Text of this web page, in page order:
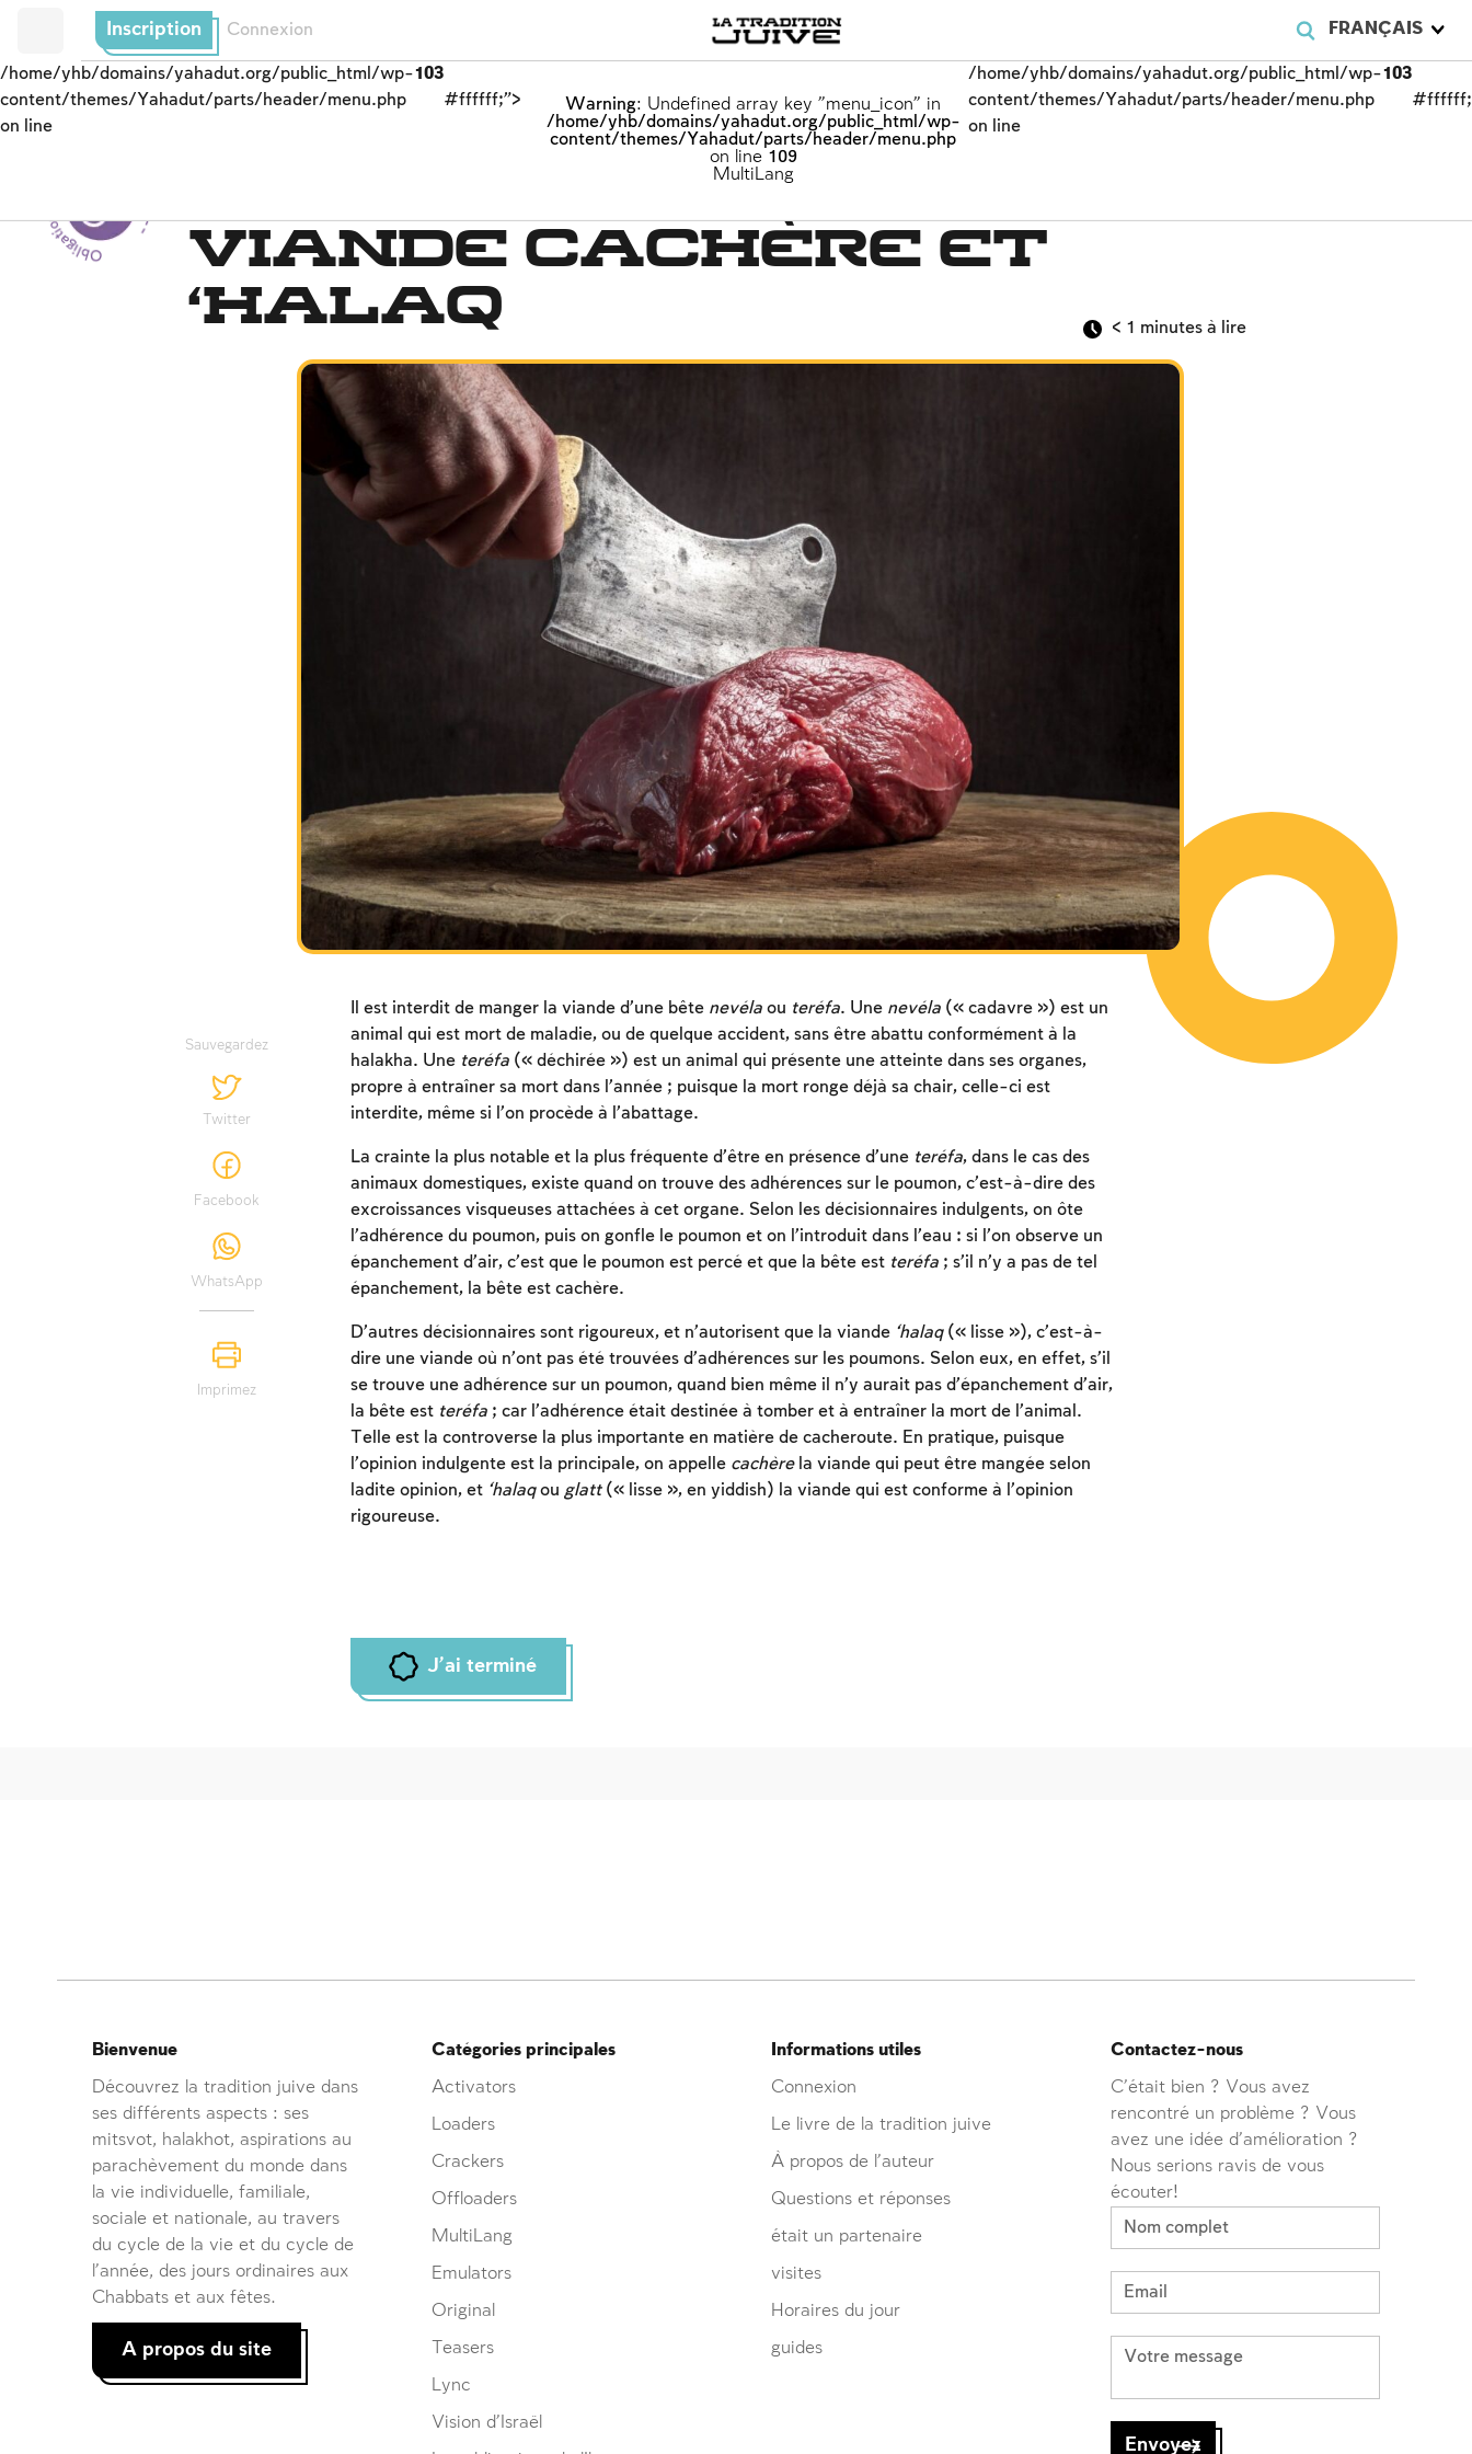
FRANÇAIS
Inscription Connexion
/home/yhb/domains/yahadut.org/public_html/wp-
content/themes/Yahadut/parts/header/menu.php
on line
103
#ffffff;">
Warning: Undefined array key "menu_icon" in
/home/yhb/domains/yahadut.org/public_html/wp-
content/themes/Yahadut/parts/header/menu.php
on line 109
MultiLang
/home/yhb/domains/yahadut.org/public_html/wp-
content/themes/Yahadut/parts/header/menu.php
on line
103
Obligations de l’homme envers Dieu -- Viande cachère et
‘halaq
< 1 minutes à lire
Sauvegardez
Twitter
Facebook
WhatsApp
Imprimez
Il est interdit de manger la viande d’une bête nevélaou teréfa. Une nevéla(« cadavre ») est un
animal qui est mort de maladie, ou de quelque accident, sans être abattu conformément à la
halakha. Une teréfa(« déchirée ») est un animal qui présente une atteinte dans ses organes,
propre à entraîner sa mort dans l’année ; puisque la mort ronge déjà sa chair, celle-ci est
interdite, même si l’on procède à l’abattage.
La crainte la plus notable et la plus fréquente d’être en présence d’une teréfa, dans le cas des
animaux domestiques, existe quand on trouve des adhérences sur le poumon, c’est-à-dire des
excroissances visqueuses attachées à cet organe. Selon les décisionnaires indulgents, on ôte
l’adhérence du poumon, puis on gonfle le poumon et on l’introduit dans l’eau : si l’on observe un
épanchement d’air, c’est que le poumon est percé et que la bête est teréfa; s’il n’y a pas de tel
épanchement, la bête est cachère.
D’autres décisionnaires sont rigoureux, et n’autorisent que la viande ‘halaq(« lisse »), c’est-à-
dire une viande où n’ont pas été trouvées d’adhérences sur les poumons. Selon eux, en effet, s’il
se trouve une adhérence sur un poumon, quand bien même il n’y aurait pas d’épanchement d’air,
la bête est teréfa; car l’adhérence était destinée à tomber et à entraîner la mort de l’animal.
Telle est la controverse la plus importante en matière de cacheroute. En pratique, puisque
l’opinion indulgente est la principale, on appelle cachèrela viande qui peut être mangée selon
ladite opinion, et ‘halaqou glatt (« lisse », en yiddish) la viande qui est conforme à l’opinion
rigoureuse.
J'ai terminé
Inscription requise
Afin d'enregistrer ce que vous avez étudié, vous
Inscription Connexion
Contactez-nous
C'était bien ? Vous avez
rencontré un problème ? Vous
avez une idée d'amélioration ?
Nous serions ravis de vous
écouter!
Informations utiles
Connexion
Le livre de la tradition juive
À propos de l’auteur
Questions et réponses
était un partenaire
visites
Horaires du jour
guides
Catégories principales
Activators
Loaders
Crackers
Offloaders
MultiLang
Emulators
Original
Teasers
Lync
Vision d’Israël
Bienvenue
Découvrez la tradition juive dans
ses différents aspects : ses
mitsvot, halakhot, aspirations au
parachèvement du monde dans
la vie individuelle, familiale,
sociale et nationale, au travers
du cycle de la vie et du cycle de
l’année, des jours ordinaires aux
Chabbats et aux fêtes.
A propos du site